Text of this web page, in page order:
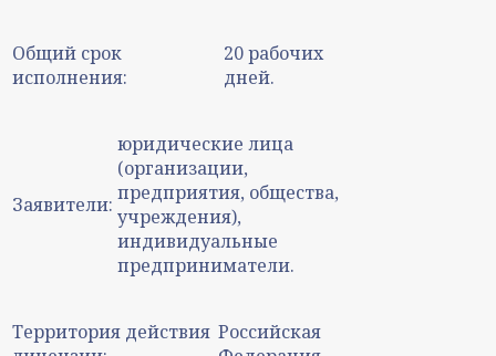
Общий срок
исполнения:
20 рабочих
дней.
Заявители:
юридические лица
(организации,
предприятия, общества,
учреждения),
индивидуальные
предприниматели.
Территория действия Российская